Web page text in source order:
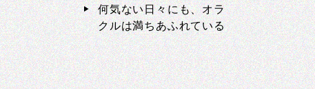
何気ない日々にも、オラ
クルは満ちあふれている